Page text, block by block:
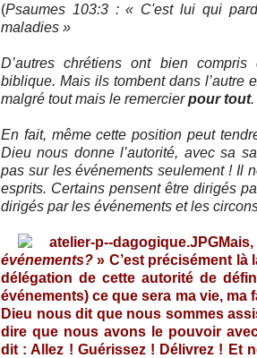
(Psaumes 103:3 : « C'est lui qui
maladies »
D’autres chrétiens ont bien compris
biblique. Mais ils tombent dans l’autre
malgré toutmais le remercierpour tout.
En fait, même cette position peut
Dieu nous donne l’autorité, avec sa
pas sur les événements seulement ! Il
esprits. Certains pensent être dirigés
dirigés par les événements et les
événements? » C’est précisément
délégation de cette autorité de
événements) ce que sera ma vie, ma
Dieu nous dit que nous sommes
dire que nous avons le pouvoir
dit : Allez ! Guérissez ! Délivrez ! Et